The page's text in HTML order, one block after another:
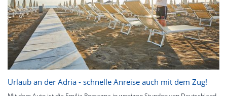
Urlaub an der Adria - schnelle Anreise auch mit dem Zug!